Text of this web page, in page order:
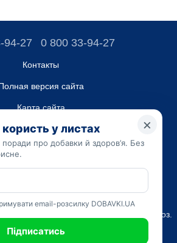
94-27 0 800 33-94-27
Контакты
версия сайта
Карта сайта
ТОВ “ДО ЮА”,
ЄДРПОУ 45223262
регистрации 14.09.2023
dobavki.ua информация носит
характер. Не используйте
диагностики и лечения. Только ваш
препараты и составлять диагноз.
БЫТЬ ВРЕДНЫМ ДЛЯ ВАШЕГО